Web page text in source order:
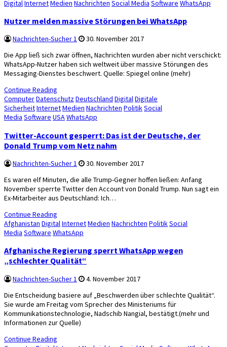
Posted
Digital InternetMedien Nachrichten Social Media Software WhatsApp
Nutzer melden massive Störungen bei WhatsApp
Nachrichten-Sucher 1
30. November 2017
Die App ließ sich zwar öffnen, Nachrichten wurden aber nicht verschickt:
WhatsApp-Nutzer haben sich weltweit über massive Störungen des
Messaging-Dienstes beschwert. Quelle: Spiegel online (mehr)
Continue Reading
Posted
in
ComputerDatenschutzDeutschland DigitalDigitale
SicherheitInternetMedien Nachrichten PolitikSocial
Media Software USAWhatsApp
Twitter-Account gesperrt: Das ist der Deutsche, der
Donald Trump vom Netz nahm
Nachrichten-Sucher 1
30. November 2017
Es waren elf Minuten, die alle Trump-Gegner hoffen ließen: Anfang
November sperrte Twitter den Account von Donald Trump. Nun sagt ein
Ex-Mitarbeiter aus Deutschland: Ich…
Continue Reading
Posted
in
Afghanistan DigitalInternetMedien Nachrichten PolitikSocial
Media Software WhatsApp
Afghanische Regierung sperrt WhatsApp wegen
„schlechter Qualität“
Nachrichten-Sucher 1
4. November 2017
Die Entscheidung basiere auf „Beschwerden über schlechte Qualität“.
Sie wurde am Freitag vom Sprecher des Ministeriums für
Kommunikationstechnologie, Nadschib Nangial, bestätigt.(mehr und
Informationen zur Quelle)
Continue Reading